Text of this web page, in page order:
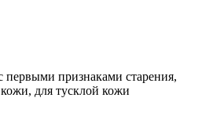
первыми признаками старения,
для тусклой кожи